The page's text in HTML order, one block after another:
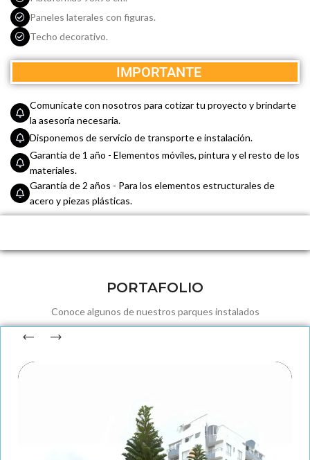
Paneles laterales con figuras.
Techo decorativo.
IMPORTANTE
Comunícate con nosotros para cotizar tu proyecto y brindarte
la asesoría necesaria.
Disponemos de servicio de transporte e instalación.
Garantía de 1 año - Elementos móviles, pintura y el resto de los
materiales.
Garantía de 2 años - Para los elementos estructurales de
acero y piezas plásticas.
PORTAFOLIO
Conoce algunos de nuestros parques instalados